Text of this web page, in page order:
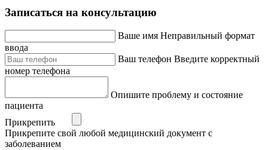
Записаться на консультацию
Ваше имя Неправильный формат
ввода
Ваш телефон Введите корректный
номер телефона
Опишите проблему и состояние
пациента
Прикрепить
Прикрепите свой любой медицинский документ с
заболеванием